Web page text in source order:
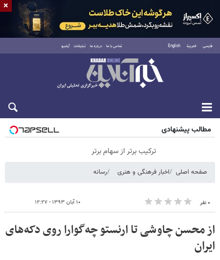
فارسی العربية English تماس با ما درباره ما تبلیغات آرشیو
شنبه ۱۷ مرداد ۱۴۰۵
مطالب پیشنهادی
ترکیب برتر از سهام برتر
صفحه اصلی اخبار فرهنگی و هنری رسانه
۰ نفر ۱۰ آبان ۱۳۹۳ - ۱۲:۲۷
از محسن چاوشی تا ارنستو چه‌گوارا روی دکه‌های
ایران
×